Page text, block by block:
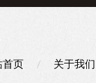
首页 关于我们